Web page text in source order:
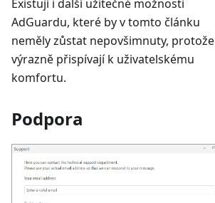
Existují i další užitečné možnosti
AdGuardu, které by v tomto článku
neměly zůstat nepovšimnuty, protože
výrazně přispívají k uživatelskému
komfortu.
Podpora